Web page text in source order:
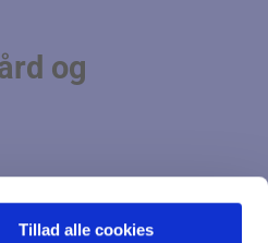
Tillad alle cookies
og